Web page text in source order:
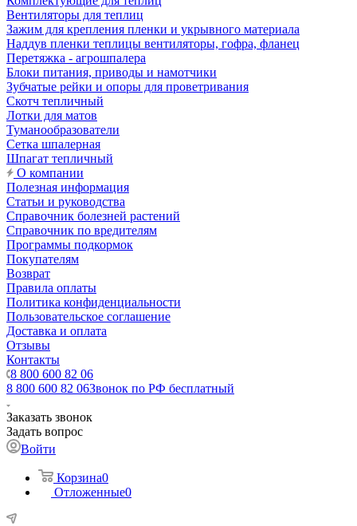
Вентиляторы для теплиц
Зажим для крепления пленки и укрывного материала
Наддув пленки теплицы вентиляторы, гофра, фланец
Перетяжка - агрошпалера
Блоки питания, приводы и намотчики
Зубчатые рейки и опоры для проветривания
Скотч тепличный
Лотки для матов
Туманообразователи
Сетка шпалерная
Шпагат тепличный
О компании
Полезная информация
Статьи и руководства
Справочник болезней растений
Справочник по вредителям
Программы подкормок
Покупателям
Возврат
Правила оплаты
Политика конфиденциальности
Пользовательское соглашение
Доставка и оплата
Отзывы
Контакты
8 800 600 82 06
8 800 600 82 06Звонок по РФ бесплатный
Заказать звонок
Задать вопрос
Войти
Корзина0
Отложенные0